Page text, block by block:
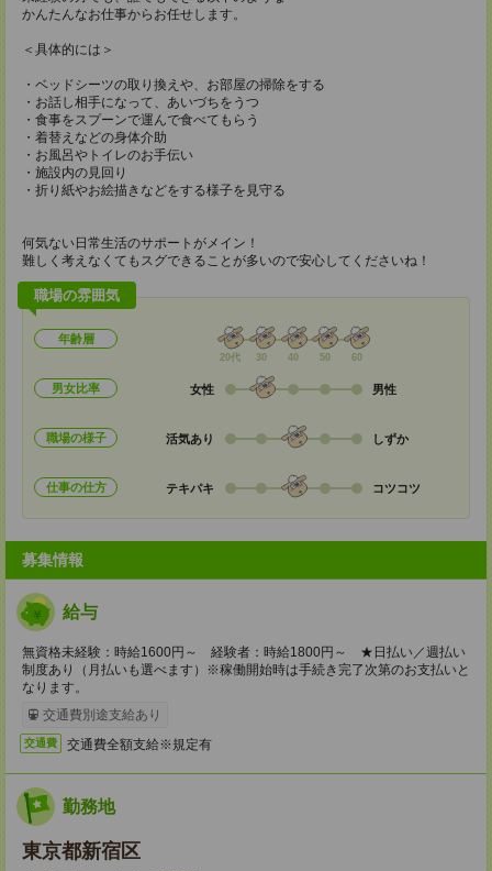
かんたんなお仕事からお任せします。
＜具体的には＞
・ベッドシーツの取り換えや、お部屋の掃除をする
・お話し相手になって、あいづちをうつ
・食事をスプーンで運んで食べてもらう
・着替えなどの身体介助
・お風呂やトイレのお手伝い
・施設内の見回り
・折り紙やお絵描きなどをする様子を見守る
何気ない日常生活のサポートがメイン！
難しく考えなくてもスグできることが多いので安心してくださいね！
職場の雰囲気
年齢層
20代 30 40 50 60
男女比率 女性 男性
職場の様子 活気あり しずか
仕事の仕方 テキパキ コツコツ
募集情報
給与
無資格未経験：時給1600円～ 経験者：時給1800円～ ★日払い／週払い
制度あり（月払いも選べます）※稼働開始時は手続き完了次第のお支払いと
なります。
交通費別途支給あり
交通費 交通費全額支給※規定有
勤務地
東京都新宿区